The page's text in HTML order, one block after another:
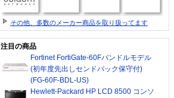
その他、多数のメーカー商品を取り扱ってます
注目の商品
Fortinet FortiGate-60Fバンドルモデル
(初年度先出しセンドバック保守付)
(FG-60F-BDL-US)
Hewlett-Packard HP LCD 8500 コンソ